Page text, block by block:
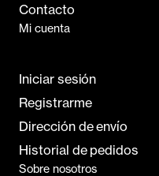
Contacto
Mi cuenta
Iniciar sesión
Registrarme
Dirección de envío
Historial de pedidos
Sobre nosotros